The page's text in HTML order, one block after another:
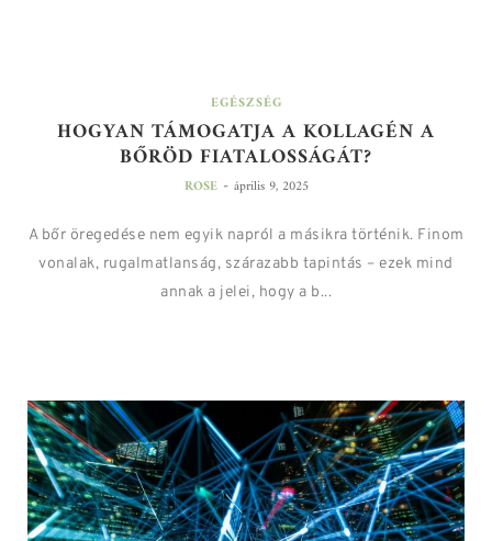
EGÉSZSÉG
HOGYAN TÁMOGATJA A KOLLAGÉN A
BŐRÖD FIATALOSSÁGÁT?
ROSE - április 9, 2025
A bőr öregedése nem egyik napról a másikra történik. Finom
vonalak, rugalmatlanság, szárazabb tapintás – ezek mind
annak a jelei, hogy a b...